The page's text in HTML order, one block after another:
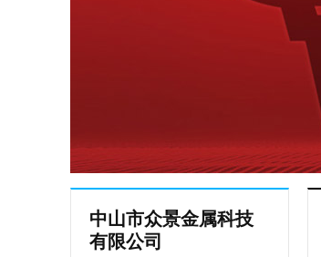
中山市众景金属科技
有限公司